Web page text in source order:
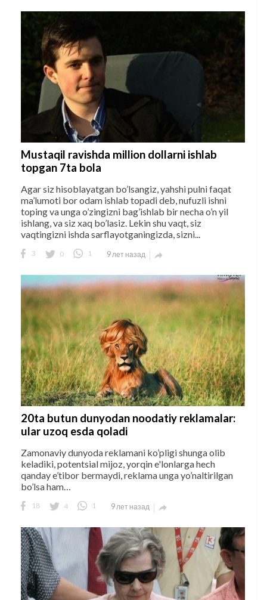
Mustaqil ravishda million dollarni ishlab
topgan 7ta bola
Agar siz hisoblayatgan bo’lsangiz, yahshi pulni faqat
ma’lumoti bor odam ishlab topadi deb, nufuzli ishni
toping va unga o’zingizni bag’ishlab bir necha o’n yil
ishlang, va siz xaq bo’lasiz. Lekin shu vaqt, siz
vaqtingizni ishda sarflayotganingizda, sizni...
3 0 1 9 лет назад 
20ta butun dunyodan noodatiy reklamalar:
ular uzoq esda qoladi
Zamonaviy dunyoda reklamani ko’pligi shunga olib
keladiki, potentsial mijoz, yorqin e'lonlarga hech
qanday e’tibor bermaydi, reklama unga yo’naltirilgan
bo’lsa ham…
18 4 1 9 лет назад 